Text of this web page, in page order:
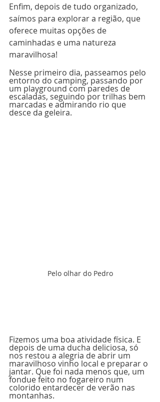
Enfim, depois de tudo organizado,
saímos para explorar a região, que
oferece muitas opções de
caminhadas e uma natureza
maravilhosa!
Nesse primeiro dia, passeamos pelo
entorno do camping, passando por
um playground com paredes de
escaladas, seguindo por trilhas bem
marcadas e admirando rio que
desce da geleira.
Pelo olhar do Pedro
Fizemos uma boa atividade física. E
depois de uma ducha deliciosa, só
nos restou a alegria de abrir um
maravilhoso vinho local e preparar o
jantar. Que foi nada menos que, um
fondue feito no fogareiro num
colorido entardecer de verão nas
montanhas.